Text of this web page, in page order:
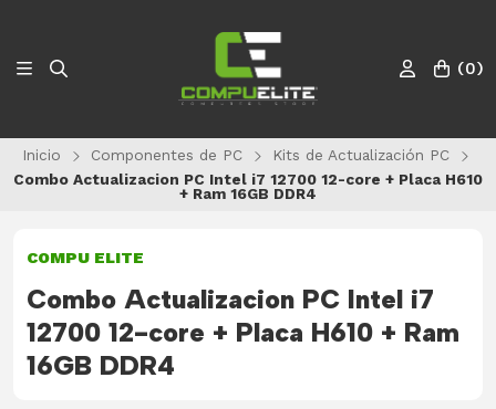
(0)
Inicio Componentes de PC
Kits de Actualización PC
Combo Actualizacion PC Intel i7 12700 12-core + Placa H610
+ Ram 16GB DDR4
COMPU ELITE
Combo Actualizacion PC Intel i7
12700 12-core + Placa H610 + Ram
16GB DDR4